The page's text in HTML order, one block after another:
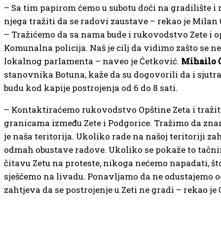
– Sa tim papirom ćemo u subotu doći na gradilište i
njega tražiti da se radovi zaustave – rekao je
– Tražićemo da sa nama bude i rukovodstvo Zete i
Komunalna policija. Naš je cilj da vidimo zašto se
lokalnog parlamenta – naveo je Ćetković. Mihailo
stanovnika Botuna, kaže da su dogovorili da i
budu kod kapije postrojenja od 6 do 8 sati.
– Kontaktiraćemo rukovodstvo Opštine Zeta i
granicama između Zete i Podgorice. Tražimo da
je naša teritorija. Ukoliko rade na našoj teritoriji
odmah obustave radove. Ukoliko se pokaže to
čitavu Zetu na proteste, nikoga nećemo napadati,
sješćemo na livadu. Ponavljamo da ne odustajemo
zahtjeva da se postrojenje u Zeti ne gradi – rekao